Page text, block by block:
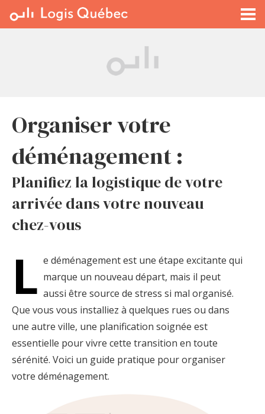
À LOUER
PLACER UNE ANNONCE
Organiser votre
déménagement :
Planifiez la logistique de votre
arrivée dans votre nouveau
chez-vous
L e déménagement est une étape excitante qui
marque un nouveau départ, mais il peut
aussi être source de stress si mal organisé.
Que vous vous installiez à quelques rues ou dans
une autre ville, une planification soignée est
essentielle pour vivre cette transition en toute
sérénité. Voici un guide pratique pour organiser
votre déménagement.